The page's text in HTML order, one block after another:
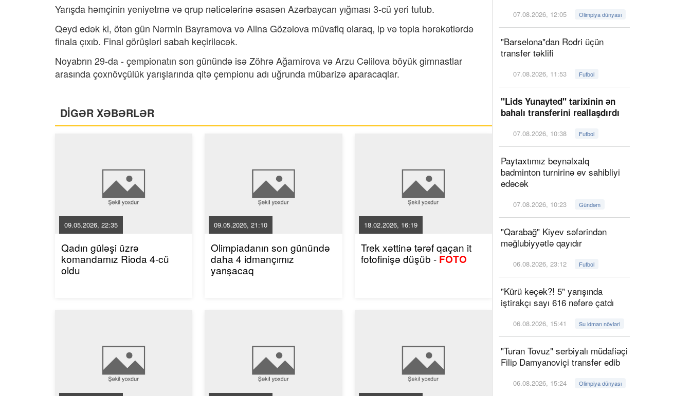
Yarışda həmçinin yeniyetmə və qrup nəticələrinə əsasən Azərbaycan yığması 3-cü yeri tutub.
Qeyd edək ki, ötən gün Nərmin Bayramova və Alina Gözəlova müvafiq olaraq, ip və topla hərəkətlərdə
finala çıxıb. Final görüşləri sabah keçiriləcək.
Noyabrın 29-da - çempionatın son günündə isə Zöhrə Ağamirova və Arzu Cəlilova böyük gimnastlar
arasında çoxnövçülük yarışlarında qitə çempionu adı uğrunda mübarizə aparacaqlar.
DİGƏR XƏBƏRLƏR
09.05.2026, 22:35
Qadın güləşi üzrə
komandamız Rioda 4-cü
oldu
09.05.2026, 21:10
Olimpiadanın son günündə
daha 4 idmançımız
yarışacaq
18.02.2026, 16:19
Trek xəttinə tərəf qaçan it
fotofinişə düşüb - FOTO
07.08.2026, 12:05 Olimpiya dünyası
"Barselona"dan Rodri üçün
transfer təklifi
07.08.2026, 11:53 Futbol
"Lids Yunayted" tarixinin ən
bahalı transferini reallaşdırdı
07.08.2026, 10:38 Futbol
Paytaxtımız beynəlxalq
badminton turnirinə ev sahibliyi
edəcək
07.08.2026, 10:23 Gündəm
"Qarabağ" Kiyev səfərindən
məğlubiyyətlə qayıdır
06.08.2026, 23:12 Futbol
"Kürü keçək?! 5" yarışında
iştirakçı sayı 616 nəfərə çatdı
06.08.2026, 15:41 Su idman növləri
"Turan Tovuz" serbiyalı müdafiəçi
Filip Damyanoviçi transfer edib
06.08.2026, 15:24 Olimpiya dünyası